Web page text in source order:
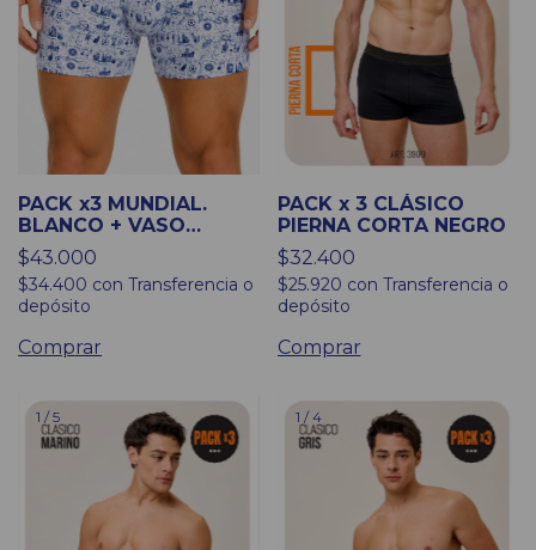
PACK x3 MUNDIAL.
BLANCO + VASO
FERNETERO Y MOCHILA
BOTINERA
$43.000
$34.400 con Transferencia o
depósito
Comprar
PACK x 3 CLÁSICO
PIERNA CORTA NEGRO
$32.400
$25.920 con Transferencia o
depósito
Comprar
1 / 5 1 / 4